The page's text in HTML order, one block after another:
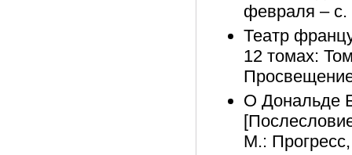
февраля – с.
Театр
12 томах:
О Дональде
М.: